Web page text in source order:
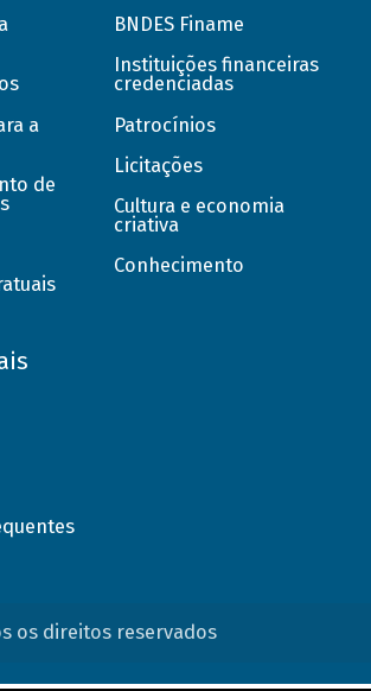
a
de
BNDES Finame
Instituições financeiras
credenciadas
Patrocínios
Licitações
Cultura e economia
criativa
Conhecimento
os direitos reservados